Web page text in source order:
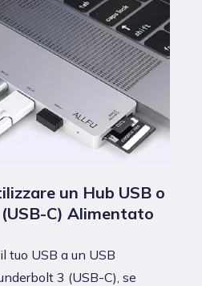
un Hub USB o
C) Alimentato
tuo USB a un USB
3 (USB-C), se